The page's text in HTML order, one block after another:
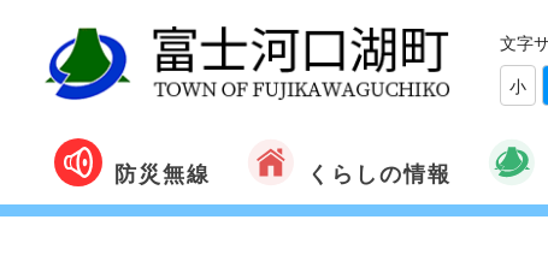
文字
小
防災無線 くらしの情報